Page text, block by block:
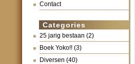
Contact
Categories
25 jarig bestaan (2)
Boek Yoko!! (3)
Diversen (40)